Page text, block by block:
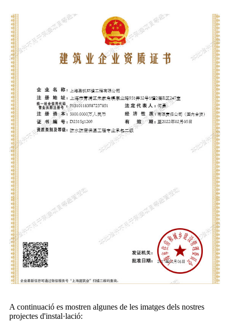
A continuació es mostren algunes de les imatges dels nostres
projectes d'instal·lació: